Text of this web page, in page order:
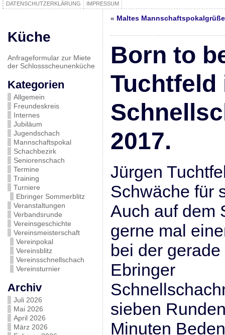
DATENSCHUTZERKLÄRUNG
IMPRESSUM
Küche
Anfrageformular zur Miete
der Schlossscheunenküche
Kategorien
Allgemein
Freundeskreis
Internes
Jubiläum
Jugendschach
Mannschaftspokal
Schachbezirk
Seniorenschach
Termine
Training
Turniere
Ebringer Sommerblitz
Veranstaltungen
Verbandsrunde
Vereinsgeschichte
Vereinsmeisterschaft
Vereinpokal
Vereinsblitz
Vereinsschnellschach
Vereinsturnier
Archiv
Juli 2026
Mai 2026
April 2026
März 2026
« Maltes Mannschaftspokalgrüße
Born to
2017.
Jürgen
Schwäche für
Auch auf dem
gerne mal
bei der
Ebringer
sieben
Minuten